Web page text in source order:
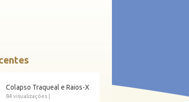
Colapso Traqueal e Raios-X
84 visualizações|